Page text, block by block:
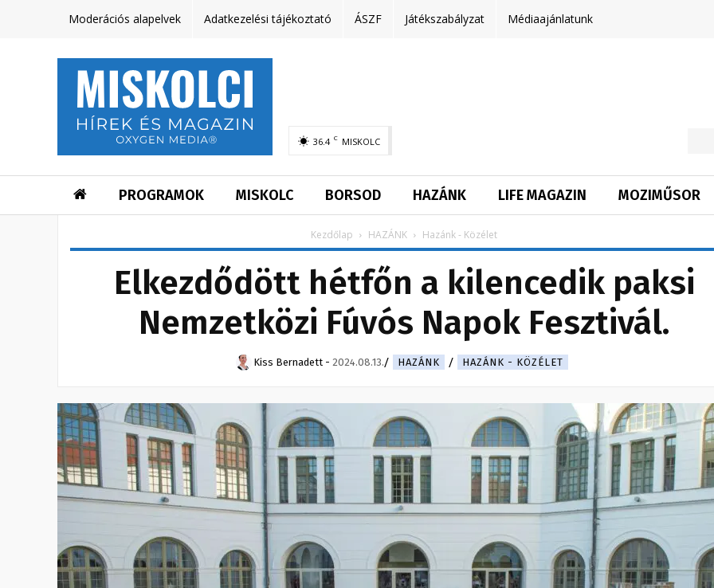
Moderációs alapelvek Adatkezelési tájékoztató ÁSZF Játékszabályzat Médiaajánlatunk
36.4 C MISKOLC
PROGRAMOK MISKOLC BORSOD HAZÁNK LIFE MAGAZIN MOZIMŰSOR
Kezdőlap HAZÁNK Hazánk - Közélet
Elkezdődött hétfőn a kilencedik paksi
Nemzetközi Fúvós Napok Fesztivál.
Kiss Bernadett - 2024.08.13. HAZÁNK HAZÁNK - KÖZÉLET